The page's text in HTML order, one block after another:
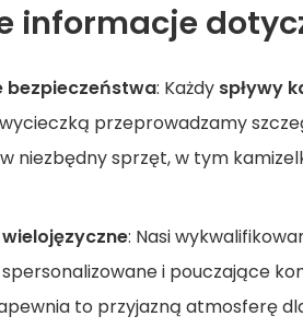
informacje
bezpieczeństwa: Każdy spływy
przeprowadzamy
niezbędny sprzęt, w tym
: Nasi
i pouczające
to przyjazną atmosferę